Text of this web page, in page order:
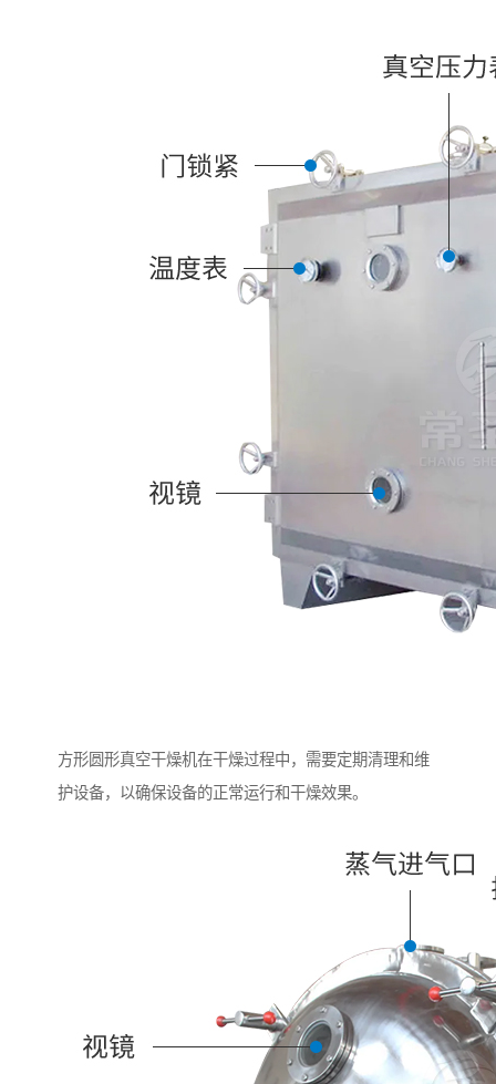
方形圆形真空干燥机在干燥过程中，需要定期清理和维
护设备，以确保设备的正常运行和干燥效果。